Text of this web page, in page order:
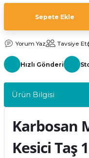
Sepete Ekle
Yorum Yaz Tavsiye Et
Hızlı Gönderi
Ürün Bilgisi
Karbosan
Kesici Taş